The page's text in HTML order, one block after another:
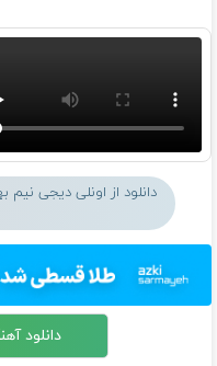
دانلود از اونلی دیجی
دانلود